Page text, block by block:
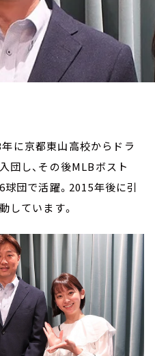
に京都東山高校からドラ
団し、その後MLBボスト
球団で活躍。2015年後に引
しています。